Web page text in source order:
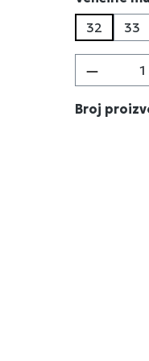
32
33
Broj